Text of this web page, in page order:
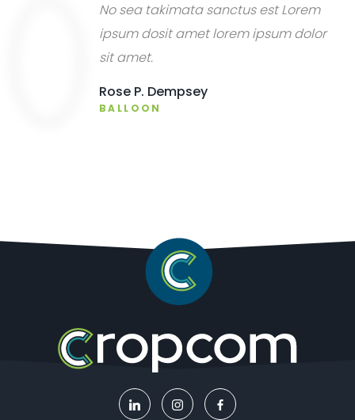
No sea takimata sanctus est Lorem
ipsum dosit amet lorem ipsum dolor
sit amet.
Rose P. Dempsey
BALLOON